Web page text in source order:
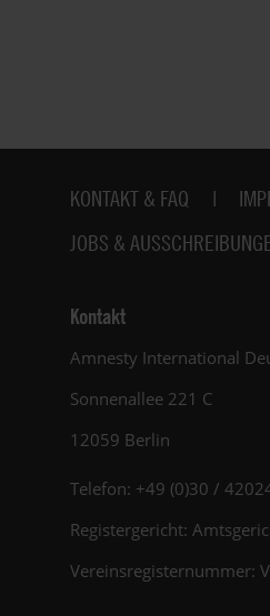
Fußbereich
KONTAKT & FAQ
JOBS &
Kontakt
Amnesty International
Sonnenallee 221 C
12059 Berlin
Telefon: +49 (0)30 /
Registergericht:
Vereinsregisternummer: